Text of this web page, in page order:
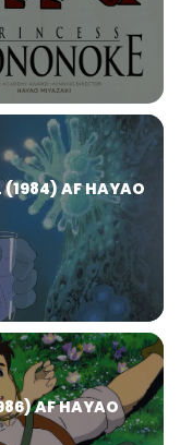
(1984) AF HAYAO
AF HAYAO